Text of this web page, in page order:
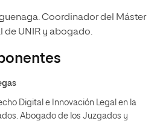
Coordinador del Máster
de UNIR y abogado.
Digital e Innovación Legal en la
Abogado de los Juzgados y